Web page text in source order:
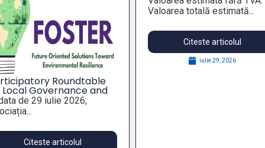
Roundtable
Local Governance and
Foresight for
Public Policies,
the FOSTER Project
de 29 iulie 2026,
Citeste articolul
angajaților din companiile
publice municipale”
Valoarea totală estimată...
Citeste articolul
iulie 29, 2026